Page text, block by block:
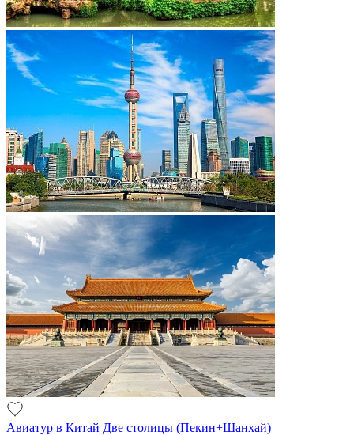
Авиатур в Китай Две столицы (Пекин+Шанхай)